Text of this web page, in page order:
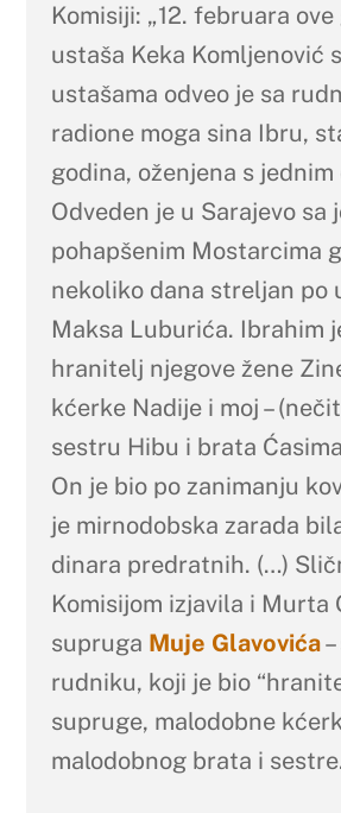
Komisiji: „12. februara
ustaša Keka Komljenović
ustašama odveo je sa
radione moga sina Ibru,
godina, oženjena s
Odveden je u Sarajevo sa
pohapšenim Mostarcima
nekoliko dana streljan po
Maksa Luburića. Ibrahim
hranitelj njegove žene
kćerke Nadije i moj –
sestru Hibu i brata
On je bio po zanimanju
je mirnodobska zarada
dinara predratnih. (…)
Komisijom izjavila i Murta
supruga Muje Glavovića–
rudniku, koji je bio
supruge, malodobne
malodobnog brata i